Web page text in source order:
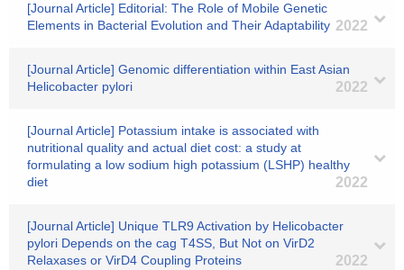
[Journal Article] Editorial: The Role of Mobile Genetic
Elements in Bacterial Evolution and Their Adaptability 2022
[Journal Article] Genomic differentiation within East Asian
Helicobacter pylori
2022
[Journal Article] Potassium intake is associated with
nutritional quality and actual diet cost: a study at
formulating a low sodium high potassium (LSHP) healthy
diet
2022
[Journal Article] Unique TLR9 Activation by Helicobacter
pylori Depends on the cag T4SS, But Not on VirD2
Relaxases or VirD4 Coupling Proteins
2022